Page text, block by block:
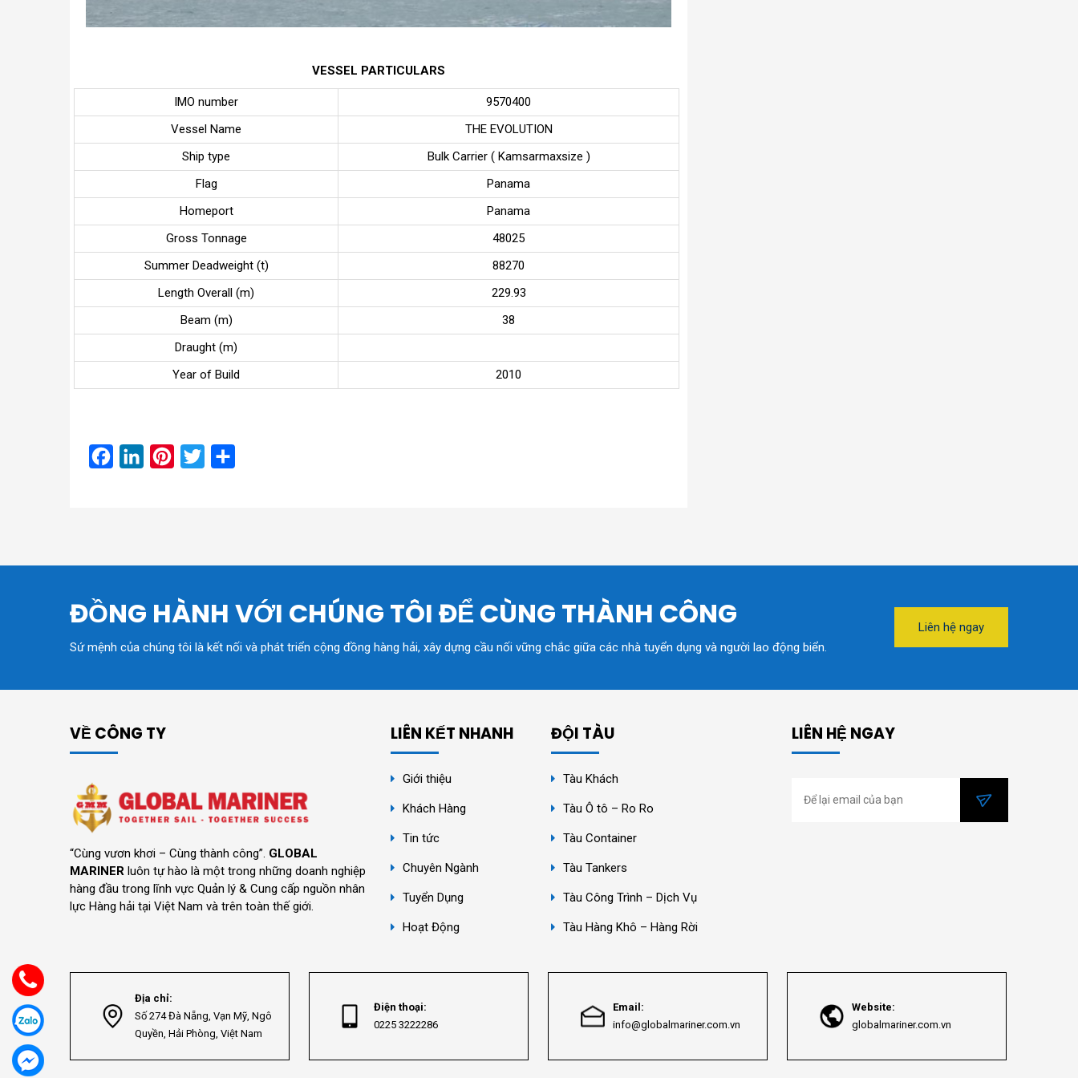
VESSEL PARTICULARS
IMO number
9570400
Vessel Name
THE EVOLUTION
Ship type
Bulk Carrier ( Kamsarmaxsize )
Flag
Panama
Homeport
Panama
Gross Tonnage
48025
Summer Deadweight (t)
88270
Length Overall (m)
229.93
Beam (m)
38
Draught (m)
Year of Build
2010
FacebookLinkedInPinterest
Twitter
ĐỒNG HÀNH VỚI CHÚNG TÔI ĐỂ CÙNG THÀNH CÔNG
Sứ mệnh của chúng tôi là kết nối và phát triển cộng đồng hàng hải, xây dựng cầu nối vững chắc giữa các nhà tuyển dụng và người lao động biển.
Liên hệ ngay
VỀ CÔNG TY
“Cùng vươn khơi – Cùng thành công”. GLOBAL
MARINER luôn tự hào là một trong những doanh nghiệp
hàng đầu trong lĩnh vực Quản lý & Cung cấp nguồn nhân
lực Hàng hải tại Việt Nam và trên toàn thế giới.
LIÊN KẾT NHANH
Giới thiệu
Khách Hàng
Tin tức
Chuyên Ngành
Tuyển Dụng
Hoạt Động
ĐỘI TÀU
Tàu Khách
Tàu Ô tô – Ro Ro
Tàu Container
Tàu Tankers
Tàu Công Trình – Dịch Vụ
Tàu Hàng Khô – Hàng Rời
LIÊN HỆ NGAY
Địa chỉ:
Số 274 Đà Nẵng, Vạn Mỹ, Ngô
Quyền, Hải Phòng, Việt Nam
Điện thoại:
0225 3222286
Email:
info@globalmariner.com.vn
Website:
globalmariner.com.vn